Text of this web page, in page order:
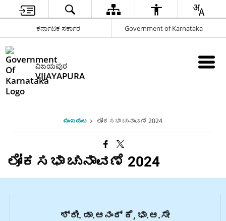
ಕರ್ನಾಟಕ ಸರ್ಕಾರ Government of Karnataka
ವಿಜಯಪುರ
VIJAYAPURA
ಮುಖಪುಟ ಲೋಕಸಭಾ ಚುನಾವಣೆ 2024
ಲೋಕಸಭಾ ಚುನಾವಣೆ 2024
ಶ್ರೀ. ಡಾ.ಆನಂದ್ ಕೆ, ಭಾ.ಆ.ಸೇ